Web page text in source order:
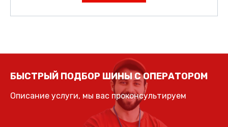
БЫСТРЫЙ ПОДБОР ШИНЫ С ОПЕРАТОРОМ
Описание услуги, мы вас проконсультируем